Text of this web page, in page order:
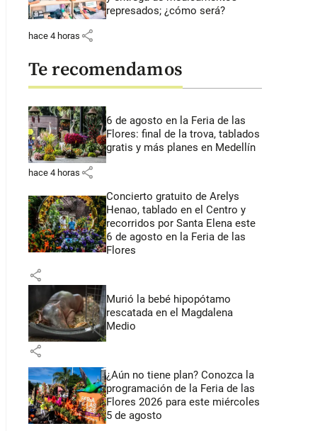
represados; ¿cómo será?
hace 4 horas share
Te recomendamos
6 de agosto en la Feria de las
Flores: final de la trova, tablados
gratis y más planes en Medellín
hace 4 horas share
Concierto gratuito de Arelys
Henao, tablado en el Centro y
recorridos por Santa Elena este
6 de agosto en la Feria de las
Flores
share
Murió la bebé hipopótamo
rescatada en el Magdalena
Medio
share
¿Aún no tiene plan? Conozca la
programación de la Feria de las
Flores 2026 para este miércoles
5 de agosto